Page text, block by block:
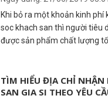
Khi bỏ ra một khoản kinh phí
soc khach san thì người tiêu
được sản phẩm chất lượng
TÌM HIỂU ĐỊA CHỈ NHẬN
SAN GIA SI THEO YÊU